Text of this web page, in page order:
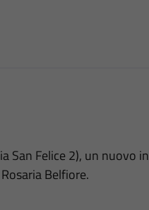
San Felice 2), un nuovo
Belfiore.